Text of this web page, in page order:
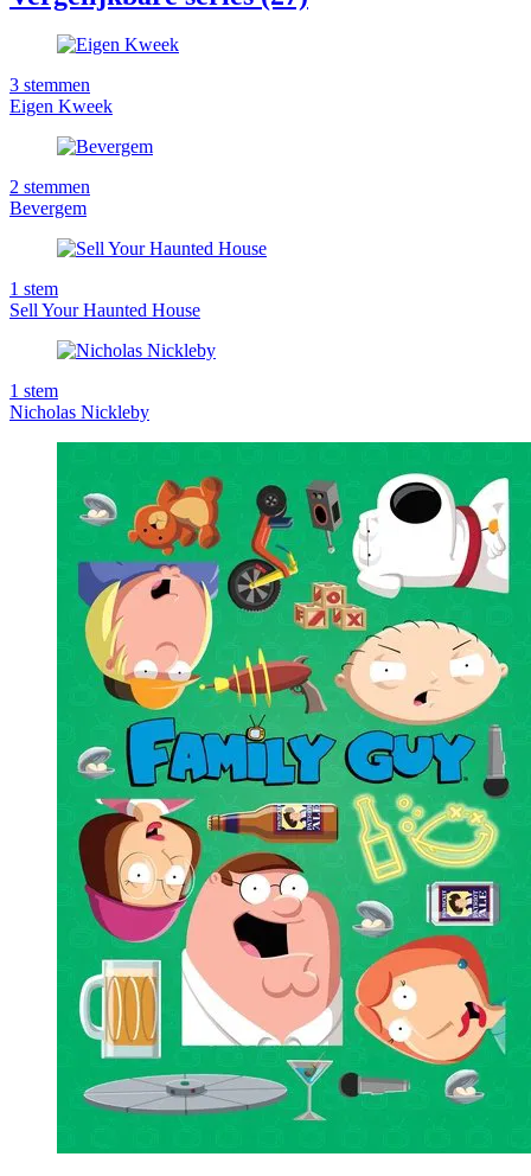
3 stemmen
Eigen Kweek
2 stemmen
Bevergem
1 stem
Sell Your Haunted House
1 stem
Nicholas Nickleby